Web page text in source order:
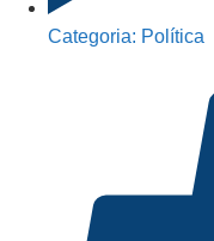
Categoria: Política